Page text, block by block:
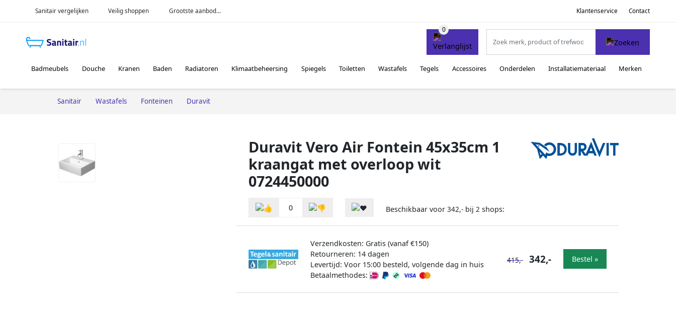
Sanitair vergelijken Veilig shoppen Grootste aanbod... Klantenservice Contact
Badmeubels Douche Kranen Baden Radiatoren Klimaatbeheersing Spiegels Toiletten Wastafels Tegels Accessoires Onderdelen Installatiemateriaal Merken
Sanitair Wastafels Fonteinen Duravit
Duravit Vero Air Fontein 45x35cm 1
kraangat met overloop wit
0724450000
0 Beschikbaar voor 342,- bij 2 shops:
Verzendkosten: Gratis (vanaf €150)
Retourneren: 14 dagen
Levertijd: Voor 15:00 besteld, volgende dag in huis
Betaalmethodes:
415,- 342,- Bestel »